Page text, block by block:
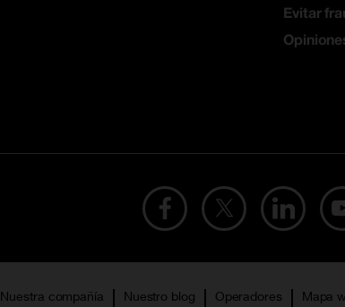
Evitar
Nuestra compañía Nuestro blog Operadores Mapa